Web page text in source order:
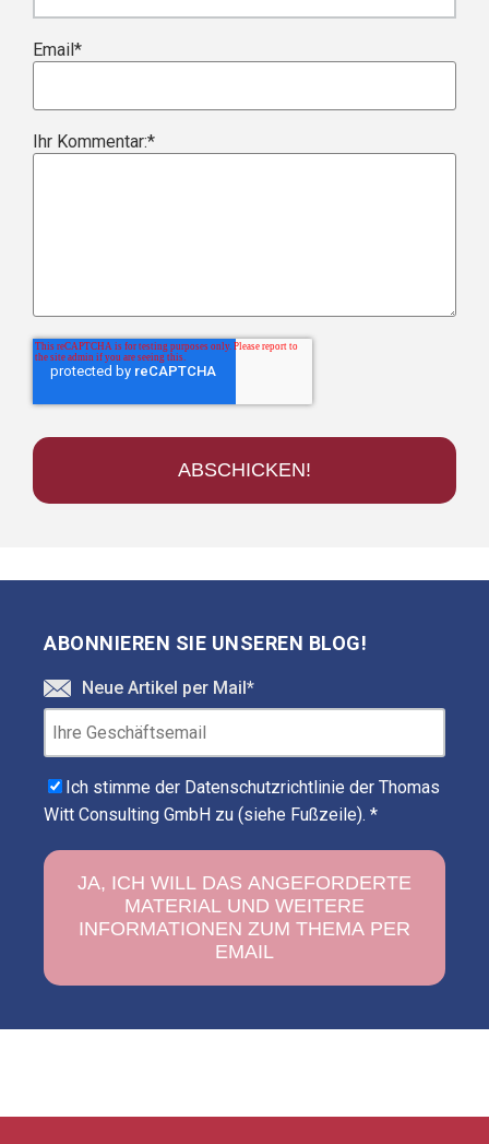
Email*
Ihr Kommentar:*
ABONNIEREN SIE UNSEREN BLOG!
Neue Artikel per Mail*
Ich stimme der Datenschutzrichtlinie der Thomas
Witt Consulting GmbH zu (siehe Fußzeile). *